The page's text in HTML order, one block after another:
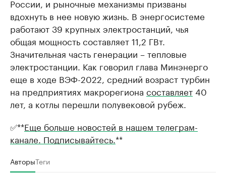
России, и рыночные механизмы призваны
вдохнуть в нее новую жизнь. В энергосистеме
работают 39 крупных электростанций, чья
общая мощность составляет 11,2 ГВт.
Значительная часть генерации – тепловые
электростанции. Как говорил глава Минэнерго
еще в ходе ВЭФ-2022, средний возраст турбин
на предприятиях макрорегиона составляет40
лет, а котлы перешли полувековой рубеж.
✅**Еще больше новостей в нашем телеграм-
канале. Подписывайтесь. **
АвторыТеги